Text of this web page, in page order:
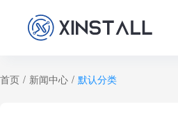
首页 / 新闻中心 / 默认分类